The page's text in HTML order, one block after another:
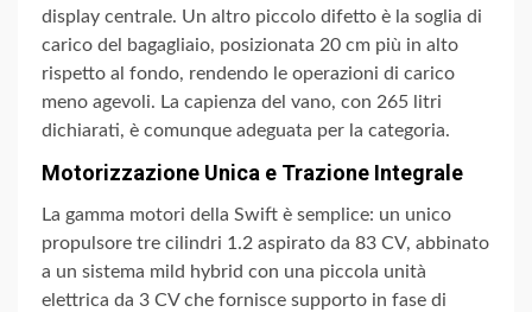
display centrale. Un altro piccolo difetto è la soglia di
carico del bagagliaio, posizionata 20 cm più in alto
rispetto al fondo, rendendo le operazioni di carico
meno agevoli. La capienza del vano, con 265 litri
dichiarati, è comunque adeguata per la categoria.
Motorizzazione Unica e Trazione Integrale
La gamma motori della Swift è semplice: un unico
propulsore tre cilindri 1.2 aspirato da 83 CV, abbinato
a un sistema mild hybrid con una piccola unità
elettrica da 3 CV che fornisce supporto in fase di